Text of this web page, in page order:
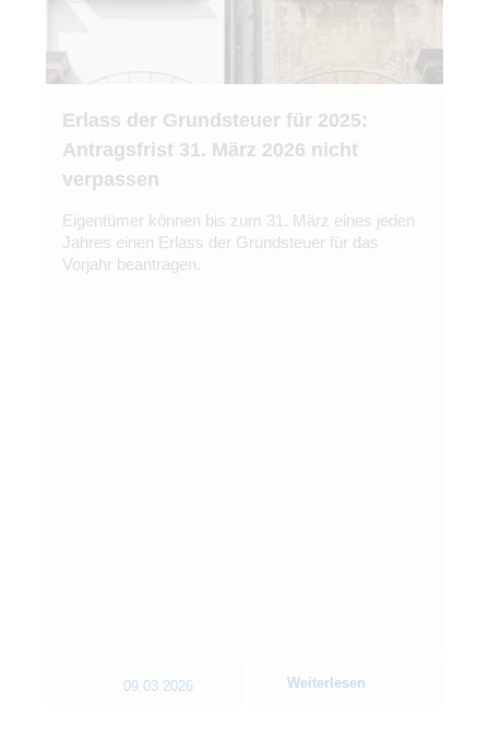
Erlass der Grundsteuer für 2025:
Antragsfrist 31. März 2026 nicht
verpassen
Eigentümer können bis zum 31. März eines jeden
Jahres einen Erlass der Grundsteuer für das
Vorjahr beantragen.
09.03.2026 Weiterlesen